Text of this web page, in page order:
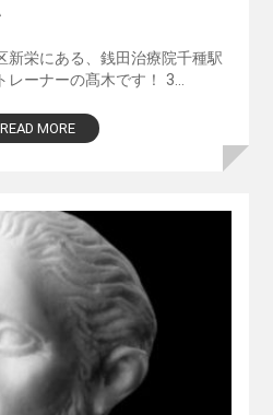
新栄にある、銭田治療院千種駅
レーナーの髙木です！ 3…
READ MORE